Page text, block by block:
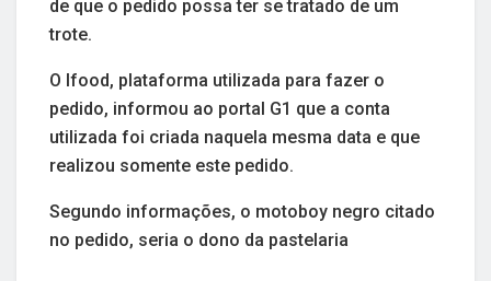
de que o pedido possa ter se tratado de um
trote.
O Ifood, plataforma utilizada para fazer o
pedido, informou ao portal G1 que a conta
utilizada foi criada naquela mesma data e que
realizou somente este pedido.
Segundo informações, o motoboy negro citado
no pedido, seria o dono da pastelaria